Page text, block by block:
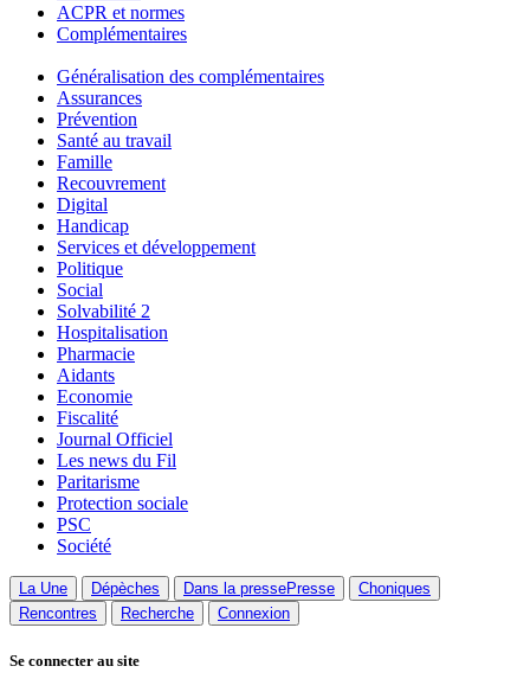
ACPR et normes
Complémentaires
Généralisation des complémentaires
Assurances
Prévention
Santé au travail
Famille
Recouvrement
Digital
Handicap
Services et développement
Politique
Social
Solvabilité 2
Hospitalisation
Pharmacie
Aidants
Economie
Fiscalité
Journal Officiel
Les news du Fil
Paritarisme
Protection sociale
PSC
Société
La Une Dépèches Dans la pressePresse
Choniques
Rencontres
Recherche Connexion
Se connecter au site